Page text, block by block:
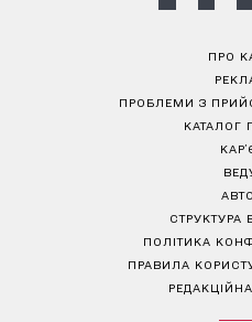
ПРО
ПРОБЛЕМИ З
КАТАЛОГ
СТРУКТУРА
ПОЛІТИКА
ПРАВИЛА